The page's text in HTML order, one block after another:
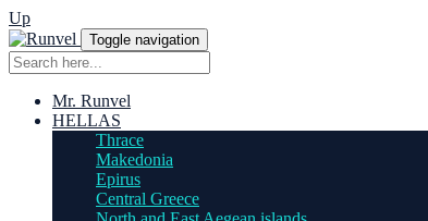
Up
Toggle navigation
Mr. Runvel
HELLAS
Thrace
Makedonia
Epirus
Central Greece